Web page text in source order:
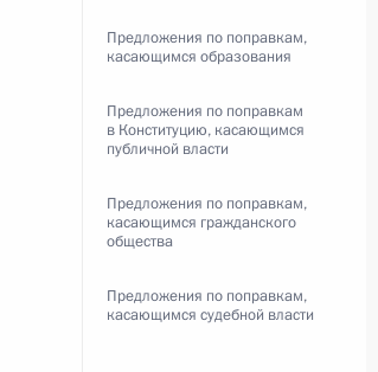
17 3м
Предложения по поправкам,
касающимся образования
Предложения по поправкам
в Конституцию, касающимся
публичной власти
Предложения по поправкам,
касающимся гражданского
общества
Предложения по поправкам,
касающимся судебной власти